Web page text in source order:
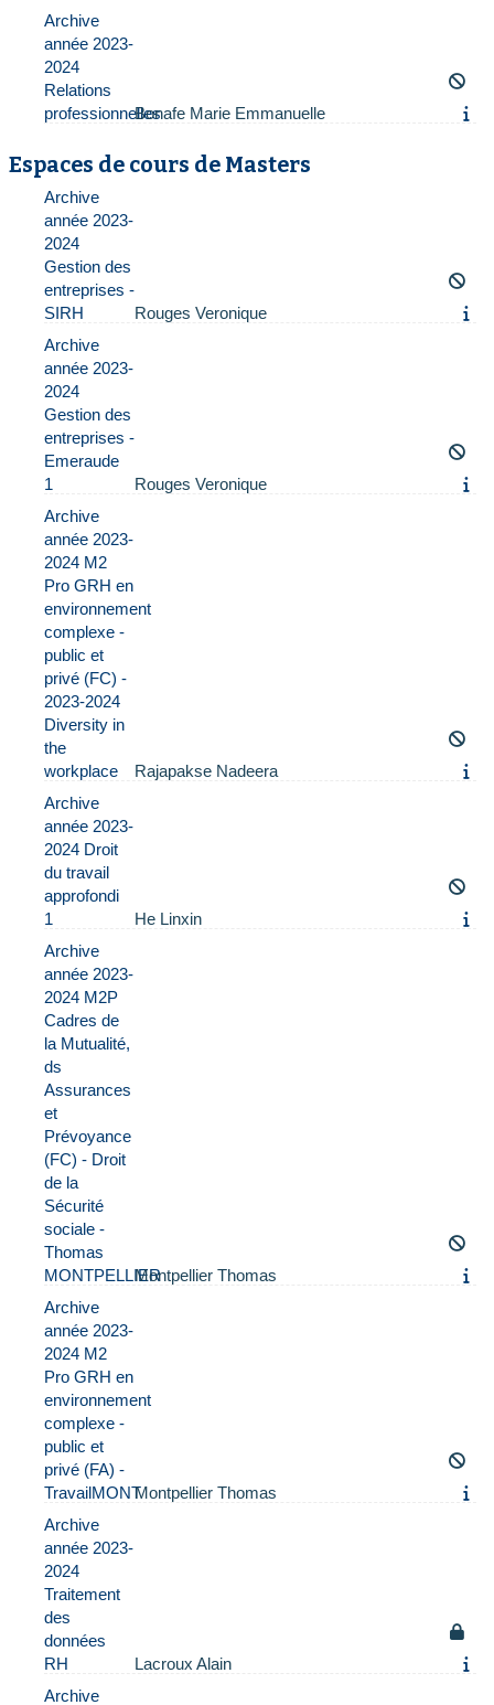
Archive
année 2023-
2024
Relations
professionnellesBonafe Marie Emmanuelle
Espaces de cours de Masters
Archive
année 2023-
2024
Gestion des
entreprises -
SIRH
Rouges Veronique
Archive
année 2023-
2024
Gestion des
entreprises -
Emeraude
1
Rouges Veronique
Archive
année 2023-
2024 M2
Pro GRH en
environnement
complexe -
public et
privé (FC) -
2023-2024
Diversity in
the
workplace
Rajapakse Nadeera
Archive
année 2023-
2024 Droit
du travail
approfondi
1
He Linxin
Archive
année 2023-
2024 M2P
Cadres de
la Mutualité,
ds
Assurances
et
Prévoyance
(FC) - Droit
de la
Sécurité
sociale -
Thomas
MONTPELLIERMontpellier Thomas
Archive
année 2023-
2024 M2
Pro GRH en
environnement
complexe -
public et
privé (FA) -
TravailMONTMontpellier Thomas
Archive
année 2023-
2024
Traitement
des
données
RH
Lacroux Alain
Archive